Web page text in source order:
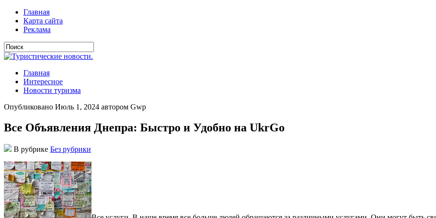
Главная
Карта сайта
Реклама
Главная
Интересное
Новости туризма
Опубликовано Июль 1, 2024 автором Gwp
Все Объявления Днепра: Быстро и Удобно на UkrGo
В рубрике Без рубрики